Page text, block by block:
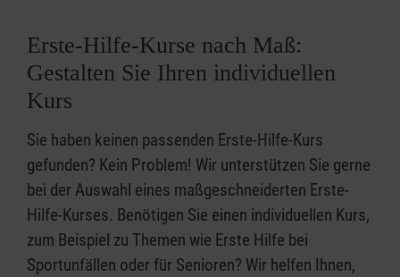
Erste-Hilfe-Kurse nach Maß:
Gestalten Sie Ihren individuellen
Kurs
Sie haben keinen passenden Erste-Hilfe-Kurs
gefunden? Kein Problem! Wir unterstützen Sie gerne
bei der Auswahl eines maßgeschneiderten Erste-
Hilfe-Kurses. Benötigen Sie einen individuellen Kurs,
zum Beispiel zu Themen wie Erste Hilfe bei
Sportunfällen oder für Senioren? Wir helfen Ihnen,